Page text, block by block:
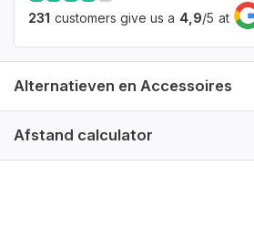
231 customers give us a 4,9/5 at
Alternatieven en Accessoires
Afstand calculator